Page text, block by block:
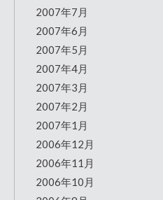
2007年7月
2007年6月
2007年5月
2007年4月
2007年3月
2007年2月
2007年1月
2006年12月
2006年11月
2006年10月